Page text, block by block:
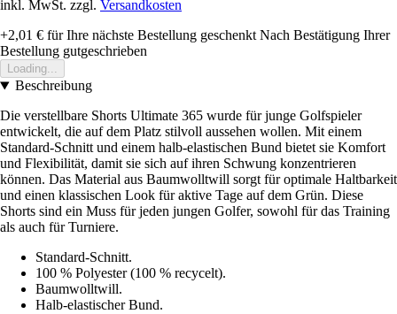
inkl. MwSt. zzgl. Versandkosten
+2,01 € für Ihre nächste Bestellung geschenkt Nach Bestätigung Ihrer
Bestellung gutgeschrieben
Loading...
Beschreibung
Die verstellbare Shorts Ultimate 365 wurde für junge Golfspieler
entwickelt, die auf dem Platz stilvoll aussehen wollen. Mit einem
Standard-Schnitt und einem halb-elastischen Bund bietet sie Komfort
und Flexibilität, damit sie sich auf ihren Schwung konzentrieren
können. Das Material aus Baumwolltwill sorgt für optimale Haltbarkeit
und einen klassischen Look für aktive Tage auf dem Grün. Diese
Shorts sind ein Muss für jeden jungen Golfer, sowohl für das Training
als auch für Turniere.
Standard-Schnitt.
100 % Polyester (100 % recycelt).
Baumwolltwill.
Halb-elastischer Bund.